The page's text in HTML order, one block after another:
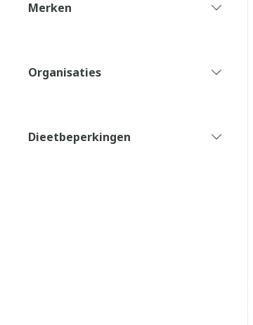
Merken
Organisaties
Dieetbeperkingen